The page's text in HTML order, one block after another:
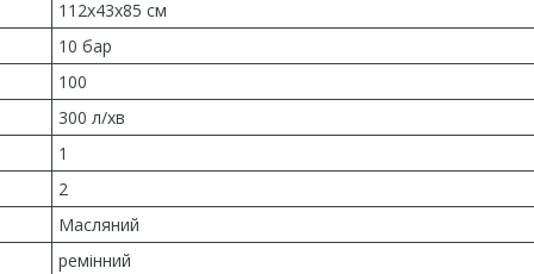
112х43х85 см
10 бар
100
300 л/хв
1
2
Масляний
ремінний